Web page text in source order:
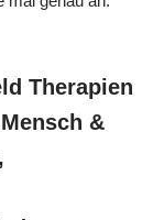
Therapien
&